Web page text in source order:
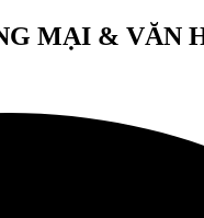
MẠI & VĂN